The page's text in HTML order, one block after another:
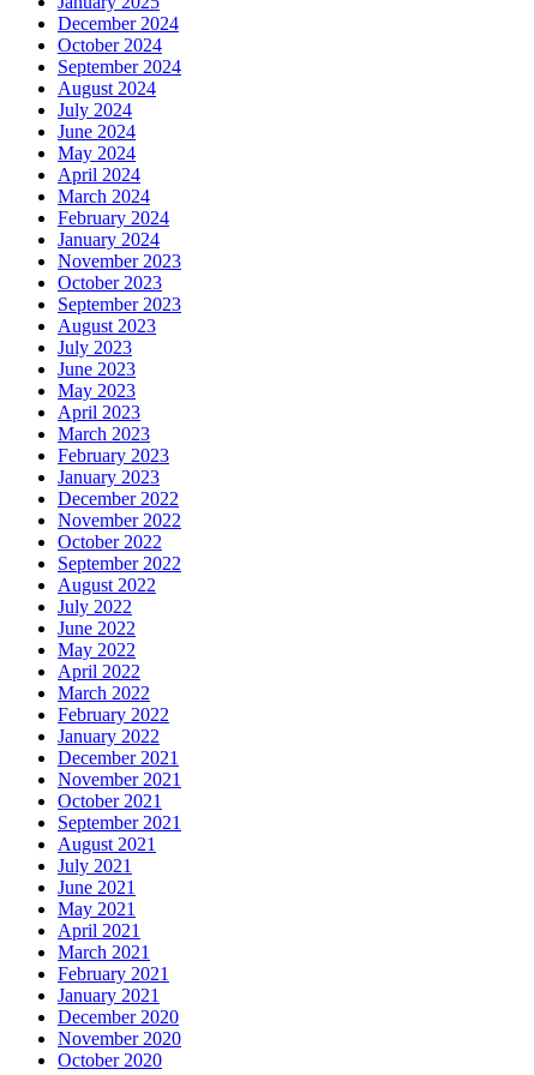
December 2024
October 2024
September 2024
August 2024
July 2024
June 2024
May 2024
April 2024
March 2024
February 2024
January 2024
November 2023
October 2023
September 2023
August 2023
July 2023
June 2023
May 2023
April 2023
March 2023
February 2023
January 2023
December 2022
November 2022
October 2022
September 2022
August 2022
July 2022
June 2022
May 2022
April 2022
March 2022
February 2022
January 2022
December 2021
November 2021
October 2021
September 2021
August 2021
July 2021
June 2021
May 2021
April 2021
March 2021
February 2021
January 2021
December 2020
November 2020
October 2020